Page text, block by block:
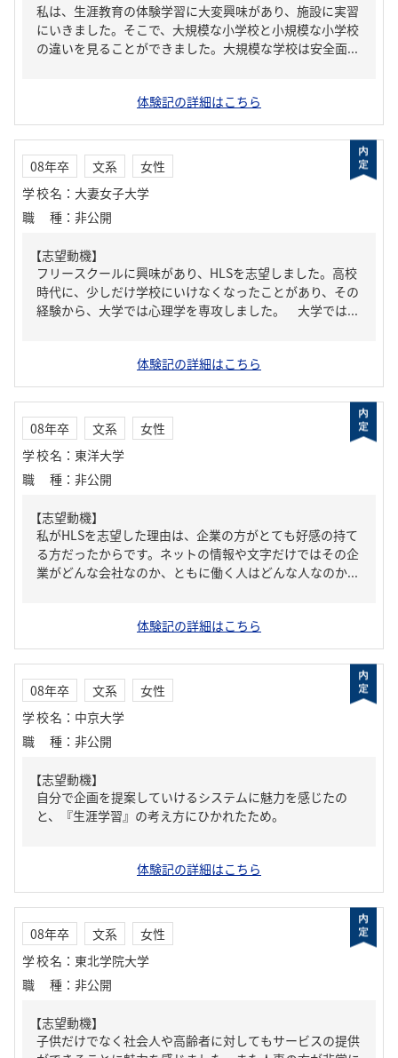
私は、生涯教育の体験学習に大変興味があり、施設に実習
にいきました。そこで、大規模な小学校と小規模な小学校
の違いを見ることができました。大規模な学校は安全面...
体験記の詳細はこちら
08年卒 文系
女性
学校名 ： 大妻女子大学
職種 ： 非公開
【志望動機】
フリースクールに興味があり、HLSを志望しました。高校
時代に、少しだけ学校にいけなくなったことがあり、その
経験から、大学では心理学を専攻しました。 大学では...
体験記の詳細はこちら
08年卒 文系
女性
学校名 ： 東洋大学
職種 ： 非公開
【志望動機】
私がHLSを志望した理由は、企業の方がとても好感の持て
る方だったからです。ネットの情報や文字だけではその企
業がどんな会社なのか、ともに働く人はどんな人なのか...
体験記の詳細はこちら
08年卒 文系
女性
学校名 ： 中京大学
職種 ： 非公開
【志望動機】
自分で企画を提案していけるシステムに魅力を感じたの
と、『生涯学習』の考え方にひかれたため。
体験記の詳細はこちら
08年卒 文系
女性
学校名 ： 東北学院大学
職種 ： 非公開
【志望動機】
子供だけでなく社会人や高齢者に対してもサービスの提供